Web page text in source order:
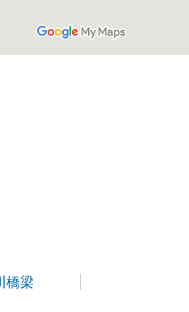
橋梁